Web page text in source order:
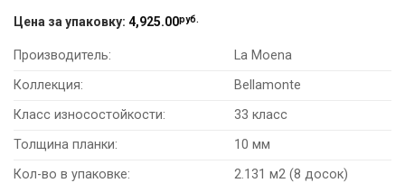
Цена за упаковку: 4,925.00руб.
Производитель:
La Moena
Коллекция:
Bellamonte
Класс износостойкости:
33 класс
Толщина планки:
10 мм
Кол-во в упаковке:
2.131 м2 (8 досок)